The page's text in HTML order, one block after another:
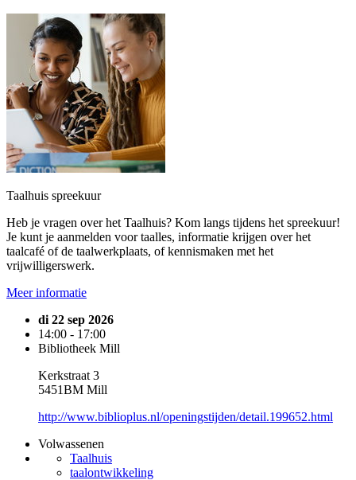
Taalhuis spreekuur
Heb je vragen over het Taalhuis? Kom langs tijdens het spreekuur!
Je kunt je aanmelden voor taalles, informatie krijgen over het
taalcafé of de taalwerkplaats, of kennismaken met het
vrijwilligerswerk.
Meer informatie
di 22 sep 2026
14:00 - 17:00
Bibliotheek Mill
Kerkstraat 3
5451BM Mill
http://www.biblioplus.nl/openingstijden/detail.199652.html
Volwassenen
Taalhuis
taalontwikkeling